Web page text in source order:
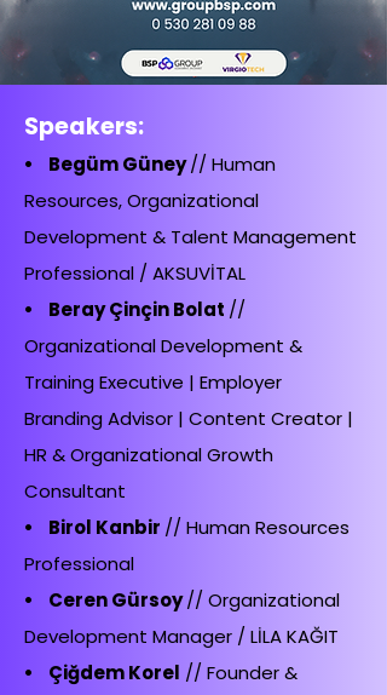
Speakers:
• Begüm Güney// Human
Resources, Organizational
Development & Talent Management
Professional / AKSUVİTAL
• Beray Çinçin Bolat //
Organizational Development &
Training Executive | Employer
Branding Advisor | Content Creator |
HR & Organizational Growth
Consultant
• Birol Kanbir // Human Resources
Professional
• Ceren Gürsoy// Organizational
Development Manager / LİLA KAĞIT
• Çiğdem Korel // Founder &